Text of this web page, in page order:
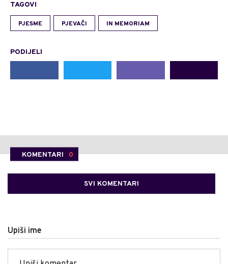
TAGOVI
PJESME PJEVAČI IN MEMORIAM
PODIJELI
KOMENTARI 0
SVI KOMENTARI
Upiši ime